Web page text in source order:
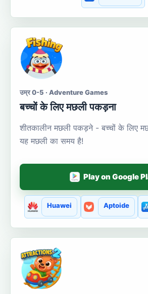
उम्र 0-5 · Adventure Games
बच्चों के लिए मछली पकड़ना
शीतकालीन मछली पकड़ने - बच्चों के लिए
यह मछली का समय है!
Play on Google
Huawei Aptoide